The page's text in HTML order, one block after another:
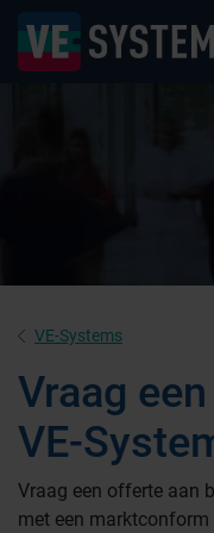
VE-Systems
Vraag
VE-
Vraag een offerte aan
met een
Farmaceutische